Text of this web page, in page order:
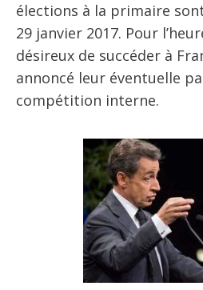
élections à la primaire
29 janvier 2017. Pour
désireux de succéder à
annoncé leur éventuelle
compétition interne.